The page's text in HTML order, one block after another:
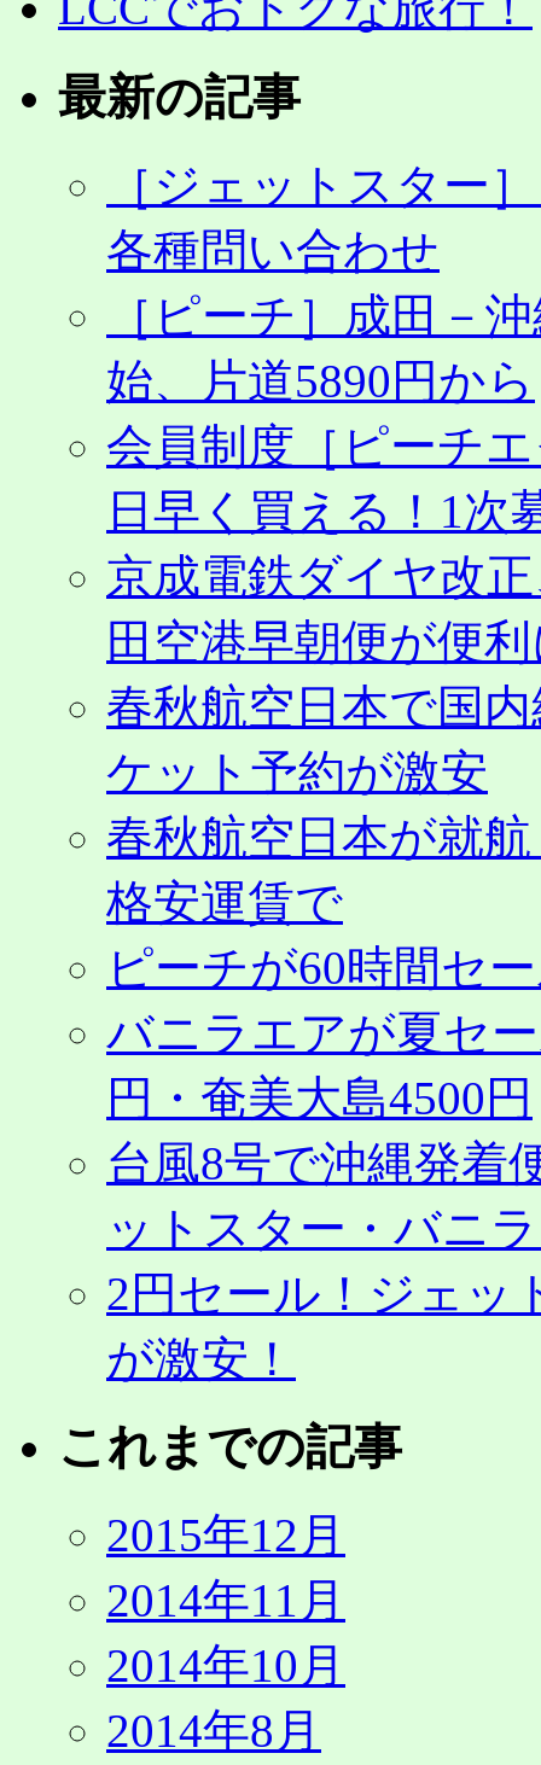
最新の記事
［ジェットスター
各種問い合わせ
［ピーチ］成田－
始、片道5890円から
会員制度［ピーチ
日早く買える！1次
京成電鉄ダイヤ改
田空港早朝便が便
春秋航空日本で国
ケット予約が激安
春秋航空日本が就
格安運賃で
ピーチが60時間セ
バニラエアが夏セ
円・奄美大島4500円
台風8号で沖縄発着
ットスター・バニ
2円セール！ジェッ
が激安！
これまでの記事
2015年12月
2014年11月
2014年10月
2014年8月